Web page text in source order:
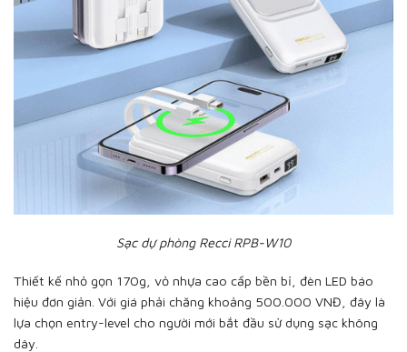
Sạc dự phòng Recci RPB-W10
Thiết kế nhỏ gọn 170g, vỏ nhựa cao cấp bền bỉ, đèn LED báo
hiệu đơn giản. Với giá phải chăng khoảng 500.000 VNĐ, đây là
lựa chọn entry-level cho người mới bắt đầu sử dụng sạc không
dây.